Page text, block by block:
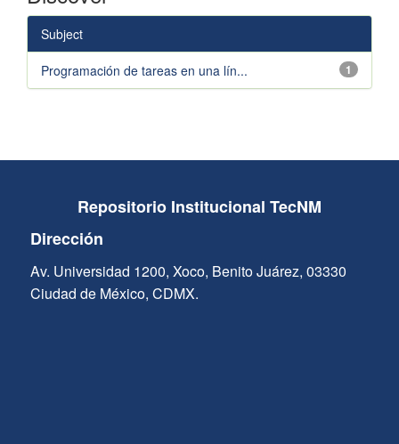
Subject
1
Programación de tareas en una lín...
Repositorio Institucional TecNM
Dirección
Av. Universidad 1200, Xoco, Benito Juárez, 03330
Ciudad de México, CDMX.